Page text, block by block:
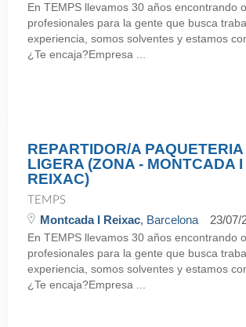
En TEMPS llevamos 30 años encontrando
profesionales para la gente que busca
experiencia, somos solventes y estamos
¿Te encaja?Empresa ...
REPARTIDOR/A PAQUETERIA
LIGERA (ZONA - MONTCADA I
REIXAC)
TEMPS
Montcada I Reixac, Barcelona 23/07/
En TEMPS llevamos 30 años encontrando
profesionales para la gente que busca
experiencia, somos solventes y estamos
¿Te encaja?Empresa ...